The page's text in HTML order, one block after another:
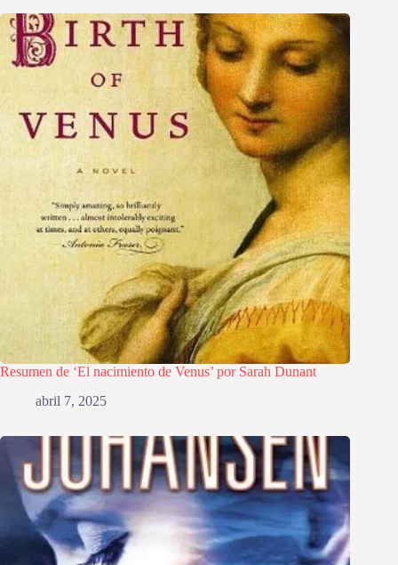
Resumen de ‘El nacimiento de Venus’ por Sarah Dunant
abril 7, 2025